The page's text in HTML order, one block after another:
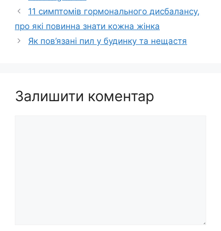
11 симптомів гормонального дисбалансу,
про які повинна знати кожна жінка
Як пов’язані пил у будинку та нещастя
Залишити коментар